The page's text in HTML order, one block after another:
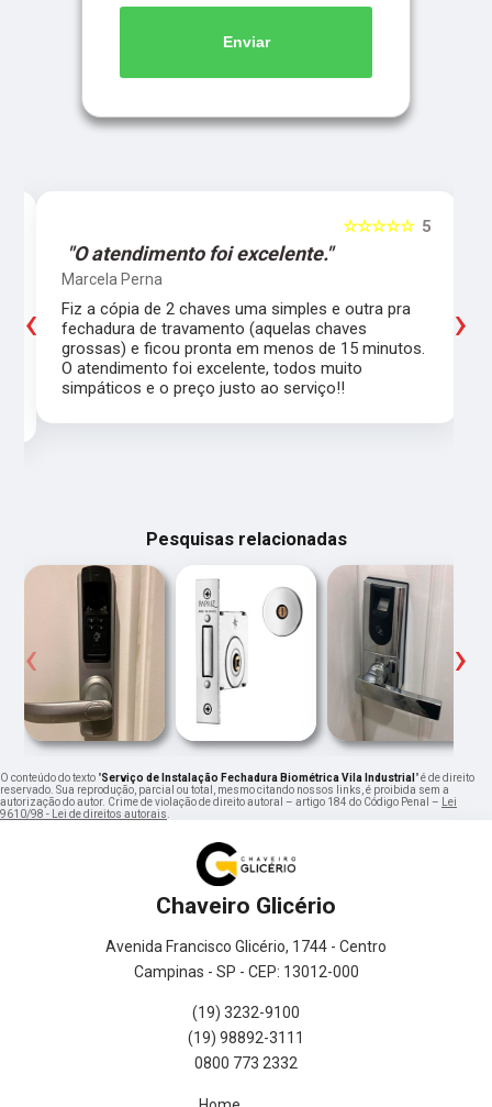
Enviar
5
☆☆☆☆☆
"O atendimento foi excelente."
Marcela Perna
Fiz a cópia de 2 chaves uma simples e outra pra
fechadura de travamento (aquelas chaves
grossas) e ficou pronta em menos de 15 minutos.
O atendimento foi excelente, todos muito
simpáticos e o preço justo ao serviço!!
‹ ›
Pesquisas relacionadas
‹ ›
O conteúdo do texto "Serviço de Instalação Fechadura Biométrica Vila Industrial " é de direito
reservado. Sua reprodução, parcial ou total, mesmo citando nossos links, é proibida sem a
autorização do autor. Crime de violação de direito autoral – artigo 184 do Código Penal –
Lei
9610/98 - Lei de direitos autorais
Chaveiro Glicério
Avenida Francisco Glicério, 1744 - Centro
Campinas - SP - CEP: 13012-000
(19) 3232-9100
(19) 98892-3111
0800 773 2332